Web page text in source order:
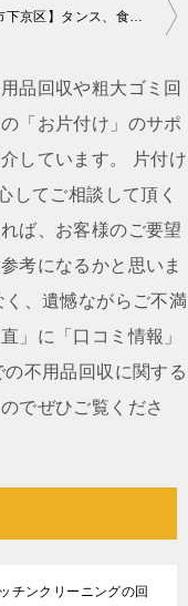
【京都市下京区】タンス、食器棚の回収・処分ご依頼 お客様の声
品回収や粗大ゴミ回
「お片付け」のサポ
しています。 片付け
してご相談して頂く
ば、お客様のご要望
考になるかと思いま
、遺憾ながらご不満
」に「口コミ情報」
不用品回収に関する
でぜひご覧くださ
チンクリーニングの回